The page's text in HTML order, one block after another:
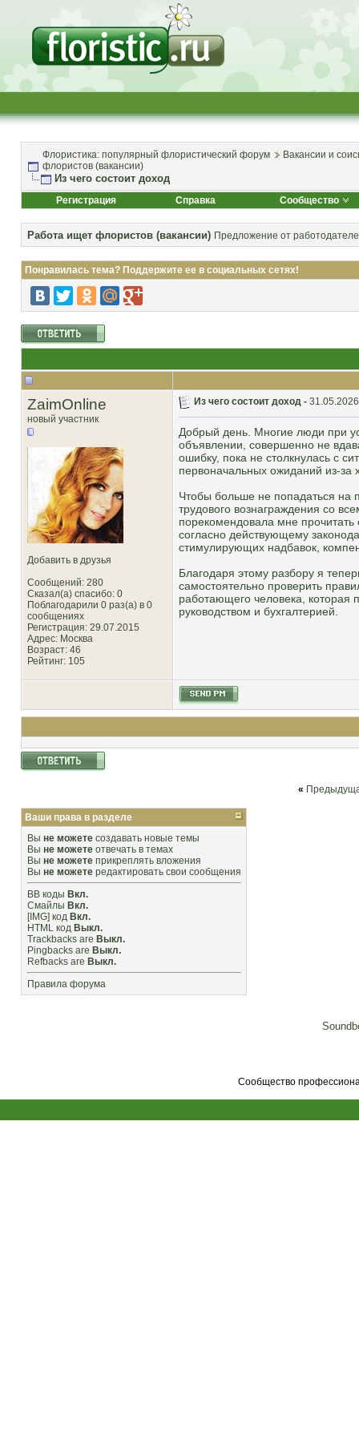
Флористика: популярный флористический форум
Вакансии и
флористов (вакансии)
Из чего состоит доход
Регистрация Справка Сообщество
Работа ищет флористов (вакансии) Предложение от
Понравилась тема? Поддержите ее в социальных сетях!
ZaimOnline
новый участник
Добавить в друзья
Сообщений: 280
Сказал(а) спасибо: 0
Поблагодарили 0 раз(а) в 0
сообщениях
Регистрация: 29.07.2015
Адрес: Москва
Возраст: 46
Рейтинг: 105
Из чего состоит доход -
Добрый день. Многие люди при
объявлении, совершенно не
ошибку, пока не столкнулась с
первоначальных ожиданий из-
Чтобы больше не попадаться на
трудового вознаграждения со
порекомендовала мне
согласно действующему
стимулирующих надбавок,
Благодаря этому разбору я
самостоятельно проверить
работающего человека,
руководством и бухгалтерией.
«
Ваши права в разделе
Вы не можете создавать новые темы
Вы не можете отвечать в темах
Вы не можете прикреплять вложения
Вы не можете редактировать свои сообщения
BB коды Вкл.
Смайлы Вкл.
[IMG] код Вкл.
HTML код Выкл.
Trackbacks are Выкл.
Pingbacks are Выкл.
Refbacks are Выкл.
Правила форума
Сообщество